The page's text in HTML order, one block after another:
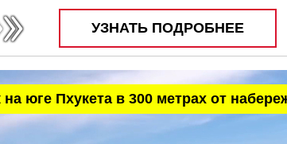
юге Пхукета в 300 метрах от
УЗНАТЬ ПОДРОБНЕЕ